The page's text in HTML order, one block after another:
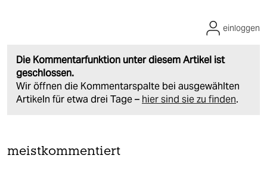
Die Kommentarfunktion unter diesem Artikel ist
geschlossen.
Wir öffnen die Kommentarspalte bei ausgewählten
Artikeln für etwa drei Tage – hier sind sie zu finden.
einloggen
meistkommentiert